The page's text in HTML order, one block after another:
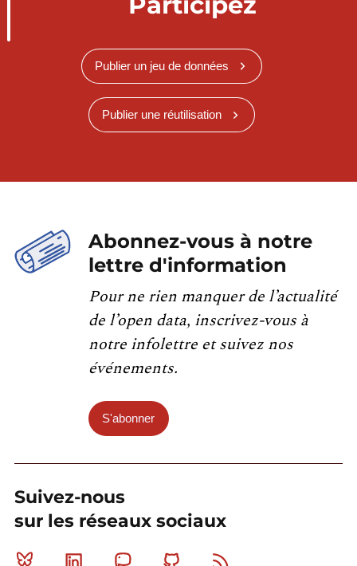
Publier un jeu de données
Publier une réutilisation
Abonnez-vous à notre
lettre d'information
Pour ne rien manquer de l’actualité
de l’open data, inscrivez-vous à
notre infolettre et suivez nos
événements.
S'abonner
Suivez-nous
sur les réseaux sociaux
Bluesky Linkedin MastodonGithub